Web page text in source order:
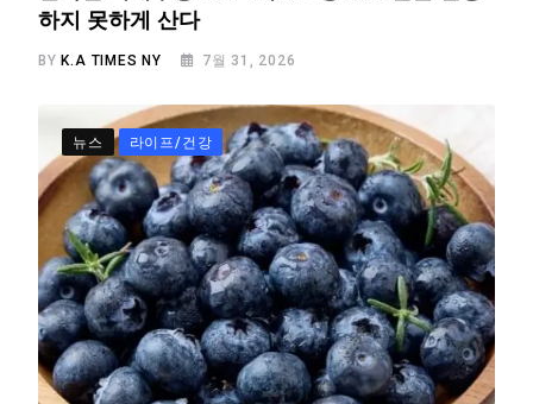
하지 못하게 산다
BY K.A TIMES NY 7월 31, 2026
뉴스 라이프/건강